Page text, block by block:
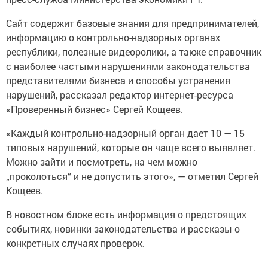
Сайт содержит базовые знания для предпринимателей,
информацию о контрольно-надзорных органах
республики, полезные видеоролики, а также справочник
с наиболее частыми нарушениями законодательства
представителями бизнеса и способы устранения
нарушений, рассказал редактор интернет-ресурса
«Проверенный бизнес» Сергей Кощеев.
«Каждый контрольно-надзорный орган дает 10 — 15
типовых нарушений, которые он чаще всего выявляет.
Можно зайти и посмотреть, на чем можно
„проколоться“ и не допустить этого», — отметил Сергей
Кощеев.
В новостном блоке есть информация о предстоящих
событиях, новинки законодательства и рассказы о
конкретных случаях проверок.